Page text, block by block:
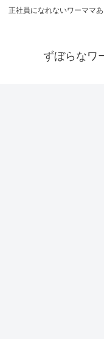
正社員になれないワーママ
ずぼらなワ